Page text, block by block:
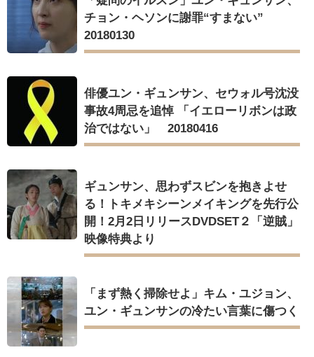
チョン・ヘソンに謝罪“すまない”
20180130
俳優ユン・ギュンサン、セウォル号沈没
事故4周忌を追悼 「イエローリボンは政
治ではない」 20180416
ギュンサン、思わずスビンを抱きよせ
る！トキメキシーンメイキングを先行公
開！2月2日リリースDVDSET２「逆賊」
映像特典より
「まず熱く掃除せよ」キム・ユジョン、
ユン・ギュンサンの冷たい言葉に傷つく